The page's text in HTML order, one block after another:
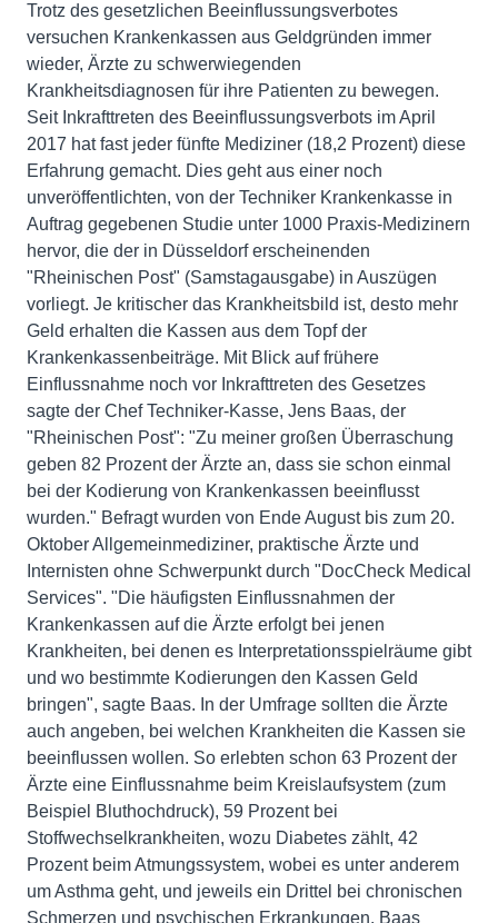
Trotz des gesetzlichen Beeinflussungsverbotes
versuchen Krankenkassen aus Geldgründen immer
wieder, Ärzte zu schwerwiegenden
Krankheitsdiagnosen für ihre Patienten zu bewegen.
Seit Inkrafttreten des Beeinflussungsverbots im April
2017 hat fast jeder fünfte Mediziner (18,2 Prozent) diese
Erfahrung gemacht. Dies geht aus einer noch
unveröffentlichten, von der Techniker Krankenkasse in
Auftrag gegebenen Studie unter 1000 Praxis-Medizinern
hervor, die der in Düsseldorf erscheinenden
"Rheinischen Post" (Samstagausgabe) in Auszügen
vorliegt. Je kritischer das Krankheitsbild ist, desto mehr
Geld erhalten die Kassen aus dem Topf der
Krankenkassenbeiträge. Mit Blick auf frühere
Einflussnahme noch vor Inkrafttreten des Gesetzes
sagte der Chef Techniker-Kasse, Jens Baas, der
"Rheinischen Post": "Zu meiner großen Überraschung
geben 82 Prozent der Ärzte an, dass sie schon einmal
bei der Kodierung von Krankenkassen beeinflusst
wurden." Befragt wurden von Ende August bis zum 20.
Oktober Allgemeinmediziner, praktische Ärzte und
Internisten ohne Schwerpunkt durch "DocCheck Medical
Services". "Die häufigsten Einflussnahmen der
Krankenkassen auf die Ärzte erfolgt bei jenen
Krankheiten, bei denen es Interpretationsspielräume gibt
und wo bestimmte Kodierungen den Kassen Geld
bringen", sagte Baas. In der Umfrage sollten die Ärzte
auch angeben, bei welchen Krankheiten die Kassen sie
beeinflussen wollen. So erlebten schon 63 Prozent der
Ärzte eine Einflussnahme beim Kreislaufsystem (zum
Beispiel Bluthochdruck), 59 Prozent bei
Stoffwechselkrankheiten, wozu Diabetes zählt, 42
Prozent beim Atmungssystem, wobei es unter anderem
um Asthma geht, und jeweils ein Drittel bei chronischen
Schmerzen und psychischen Erkrankungen. Baas